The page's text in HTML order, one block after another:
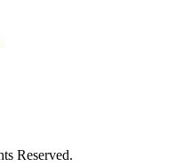
Reserved.